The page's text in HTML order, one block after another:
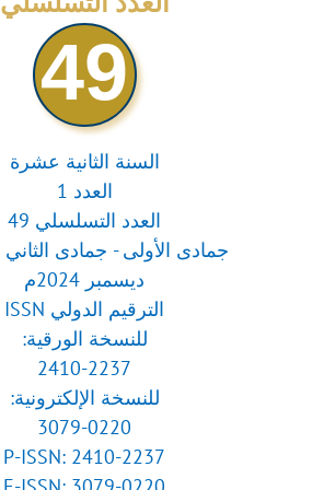
49
السنة الثانية عشرة
العدد 1
العدد التسلسلي 49
جمادى الأولى - جمادى الثاني 1446هـ
ديسمبر 2024م
الترقيم الدولي ISSN
للنسخة الورقية:
2410-2237
للنسخة الإلكترونية:
3079-0220
P-ISSN: 2410-2237